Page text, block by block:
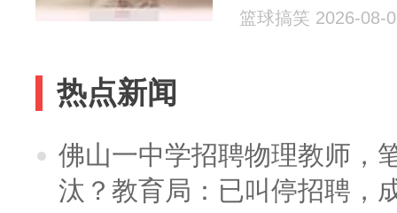
篮球搞笑 2026-08-
热点新闻
佛山一中学招聘物理教师，
汰？教育局：已叫停招聘，